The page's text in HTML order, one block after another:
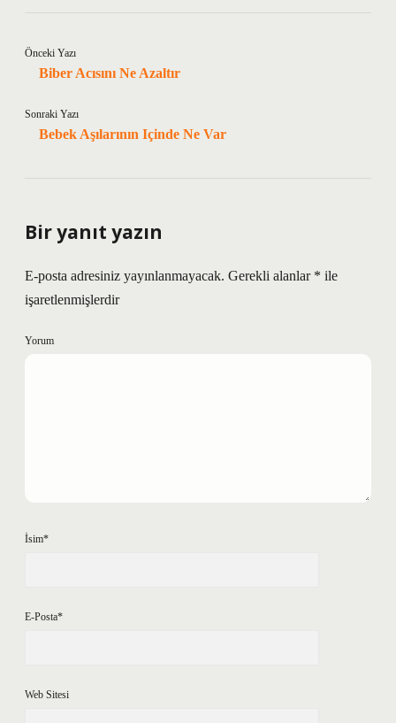
Önceki Yazı
Biber Acısını Ne Azaltır
Sonraki Yazı
Bebek Aşılarının Içinde Ne Var
Bir yanıt yazın
E-posta adresiniz yayınlanmayacak. Gerekli alanlar * ile
işaretlenmişlerdir
Yorum
İsim*
E-Posta*
Web Sitesi